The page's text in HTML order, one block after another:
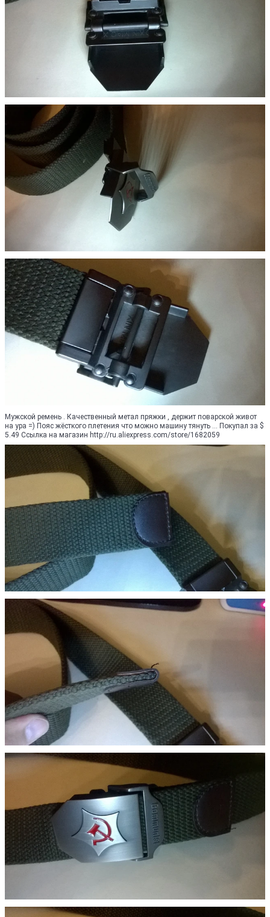
Мужской ремень . Качественный метал пряжки , держит поварской живот
на ура =) Пояс жёсткого плетения что можно машину тянуть ... Покупал за $
5.49 Ссылка на магазин http://ru.aliexpress.com/store/1682059